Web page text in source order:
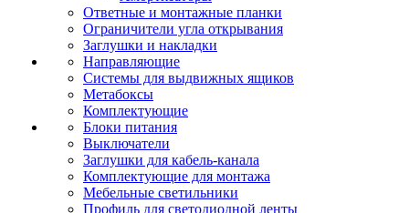
Ответные и монтажные планки
Ограничители угла открывания
Заглушки и накладки
Направляющие
Системы для выдвижных ящиков
Метабоксы
Комплектующие
Блоки питания
Выключатели
Заглушки для кабель-канала
Комплектующие для монтажа
Мебельные светильники
Профиль для светодиодной ленты